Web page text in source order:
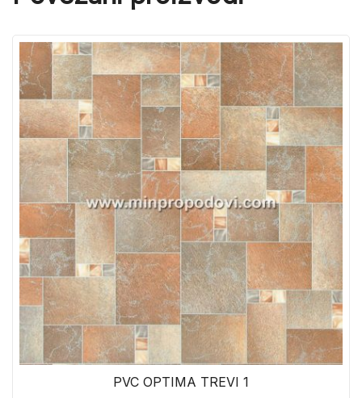
PVC OPTIMA TREVI 1